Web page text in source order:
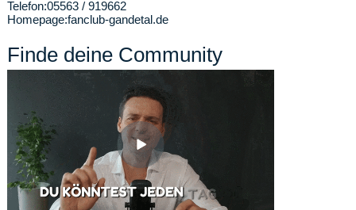
Telefon:05563 / 919662
Homepage:fanclub-gandetal.de
Finde deine Community